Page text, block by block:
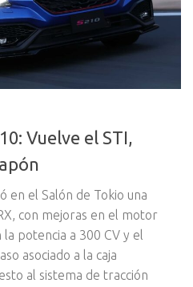
Vuelve el STI,
en el Salón de Tokio una
con mejoras en el motor
potencia a 300 CV y el
asociado a la caja
al sistema de tracción